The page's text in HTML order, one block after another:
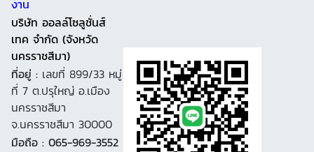
งาน
บริษัท ออลล์โซลูชั่นส์
เทค จำกัด (จังหวัด
นครราชสีมา)
ที่อยู่ : เลขที่ 899/33 หมู่
ที่ 7 ต.ปรุใหญ่ อ.เมือง
นครราชสีมา
จ.นครราชสีมา 30000
มือถือ : 065-969-3552